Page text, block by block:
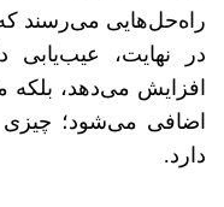
راه‌حل‌هایی می‌رسند که
در نهایت،
افزایش می‌دهد، بلکه
دارد.